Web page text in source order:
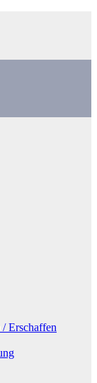
Erschaffen